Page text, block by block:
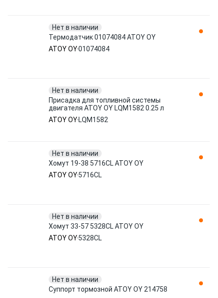
Нет в наличии
Термодатчик 01074084 ATOY OY
ATOY OY01074084
Нет в наличии
Присадка для топливной системы
двигателя ATOY OY LQM1582 0.25 л
ATOY OY LQM1582
Нет в наличии
Хомут 19-38 5716CL ATOY OY
ATOY OY5716CL
Нет в наличии
Хомут 33-57 5328CL ATOY OY
ATOY OY5328CL
Нет в наличии
Суппорт тормозной ATOY OY 214758